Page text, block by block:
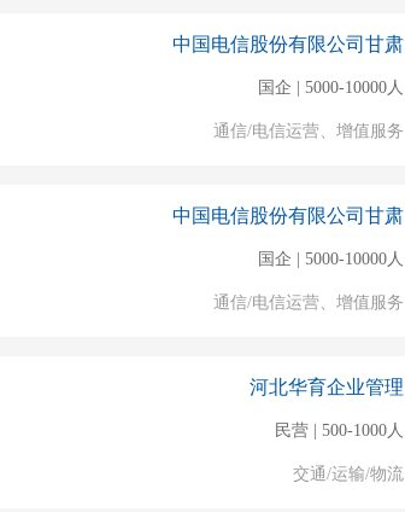
中国电信股份有限公司甘肃
国企 | 5000-10000人
通信/电信运营、增值服务
中国电信股份有限公司甘肃
国企 | 5000-10000人
通信/电信运营、增值服务
河北华育企业管理
民营 | 500-1000人
交通/运输/物流